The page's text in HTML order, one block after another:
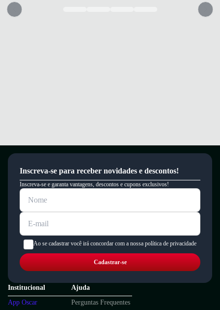
Inscreva-se para receber novidades e descontos!
Inscreva-se e garanta vantagens, descontos e cupons exclusivos!
Ao se cadastrar você irá concordar com a nossa política de privacidade
Cadastrar-se
Institucional
App Oscar
Ajuda
Perguntas Frequentes